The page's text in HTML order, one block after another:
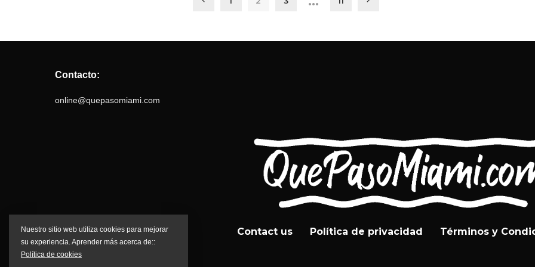
Contacto:
online@quepasomiami.com
Contact us Política de privacidad Términos y
Nuestro sitio web utiliza cookies para mejorar
su experiencia. Aprender más acerca de::
Política de cookies